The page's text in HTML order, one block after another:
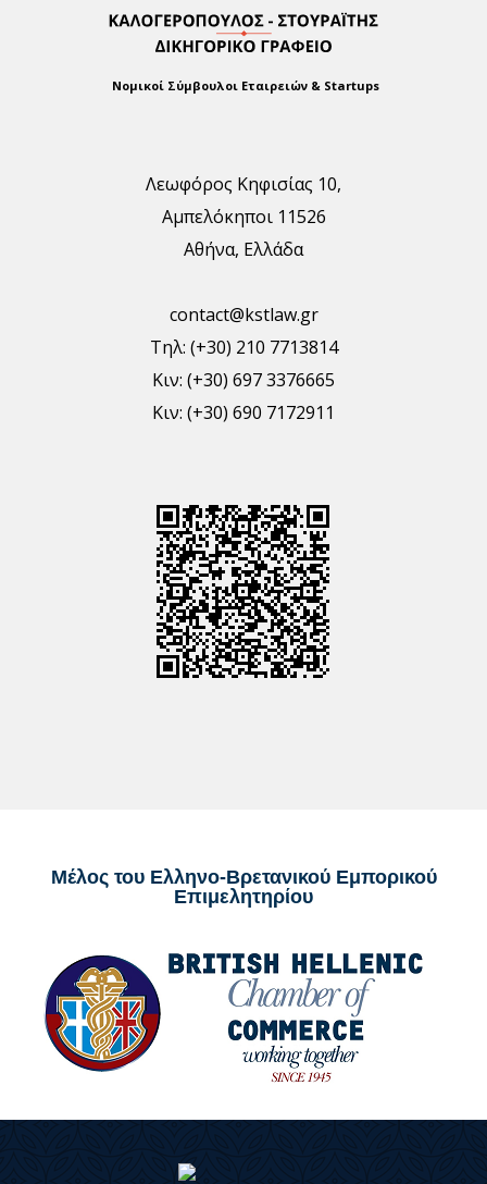
Νομικοί Σύμβουλοι Εταιρειών & Startups
Λεωφόρος Κηφισίας 10,
Αμπελόκηποι 11526
Αθήνα, Ελλάδα
contact@kstlaw.gr
Τηλ: (+30) 210 7713814
Κιν: (+30) 697 3376665
Κιν: (+30) 690 7172911
Μέλος του Ελληνο-Βρετανικού Εμπορικού
Επιμελητηρίου